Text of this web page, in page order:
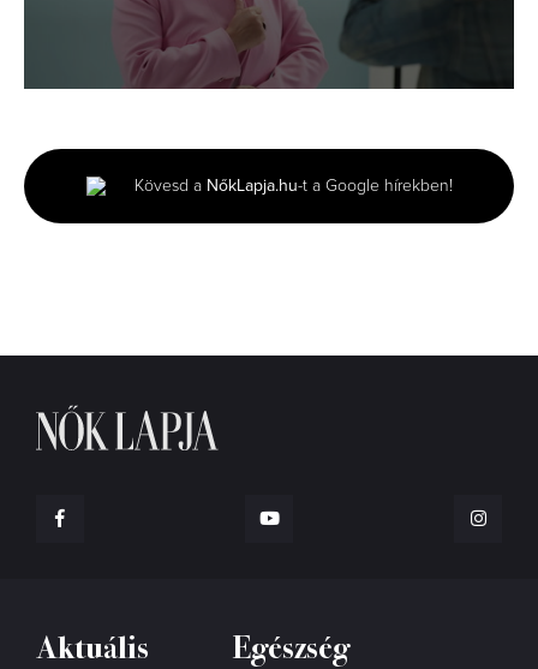
minutes,
8
seconds
Kövesd a NőkLapja.hu-t a Google hírekben!
Aktuális Egészség